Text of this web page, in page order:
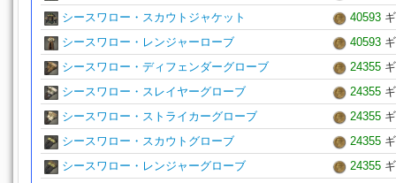
シースワロー・スカウトジャケット
40593
シースワロー・レンジャーローブ
40593
シースワロー・ディフェンダーグローブ
24355
シースワロー・スレイヤーグローブ
24355
シースワロー・ストライカーグローブ
24355
シースワロー・スカウトグローブ
24355
シースワロー・レンジャーグローブ
24355